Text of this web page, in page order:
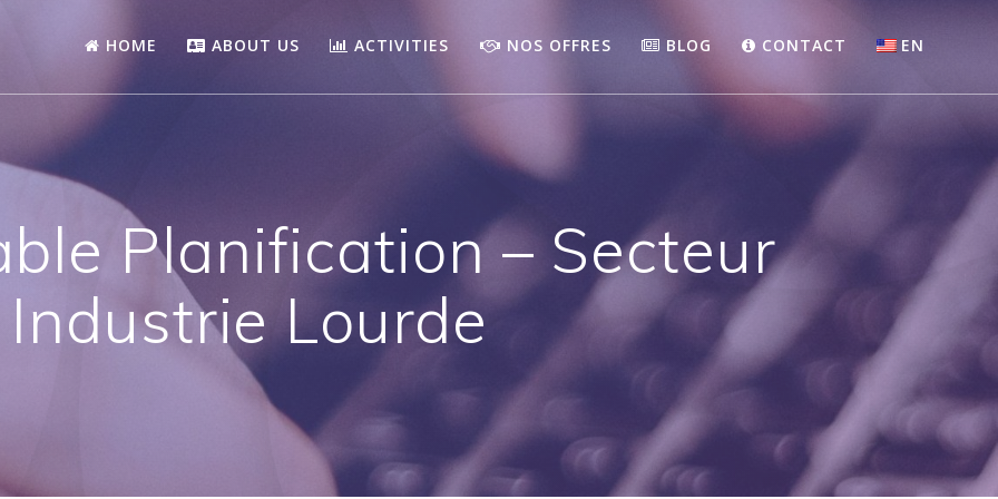
HOME ABOUT US ACTIVITIES NOS OFFRES BLOG CONTACT EN
Planification – Secteur
Industrie Lourde